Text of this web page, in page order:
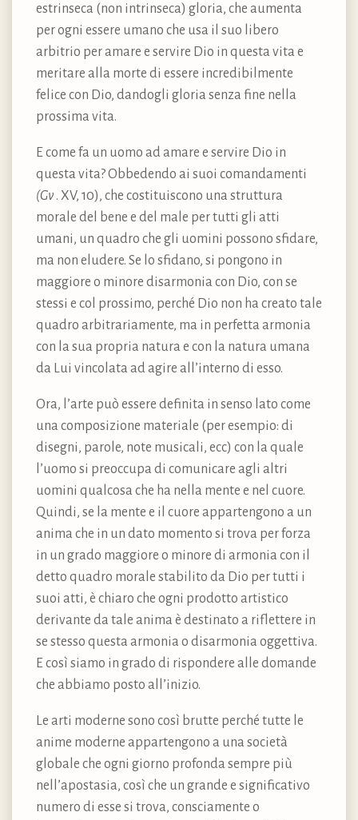
estrinseca (non intrinseca) gloria, che aumenta
per ogni essere umano che usa il suo libero
arbitrio per amare e servire Dio in questa vita e
meritare alla morte di essere incredibilmente
felice con Dio, dandogli gloria senza fine nella
prossima vita.
E come fa un uomo ad amare e servire Dio in
questa vita? Obbedendo ai suoi comandamenti
(Gv . XV, 10), che costituiscono una struttura
morale del bene e del male per tutti gli atti
umani, un quadro che gli uomini possono sfidare,
ma non eludere. Se lo sfidano, si pongono in
maggiore o minore disarmonia con Dio, con se
stessi e col prossimo, perché Dio non ha creato tale
quadro arbitrariamente, ma in perfetta armonia
con la sua propria natura e con la natura umana
da Lui vincolata ad agire all’interno di esso.
Ora, l’arte può essere definita in senso lato come
una composizione materiale (per esempio: di
disegni, parole, note musicali, ecc) con la quale
l’uomo si preoccupa di comunicare agli altri
uomini qualcosa che ha nella mente e nel cuore.
Quindi, se la mente e il cuore appartengono a un
anima che in un dato momento si trova per forza
in un grado maggiore o minore di armonia con il
detto quadro morale stabilito da Dio per tutti i
suoi atti, è chiaro che ogni prodotto artistico
derivante da tale anima è destinato a riflettere in
se stesso questa armonia o disarmonia oggettiva.
E così siamo in grado di rispondere alle domande
che abbiamo posto all’inizio.
Le arti moderne sono così brutte perché tutte le
anime moderne appartengono a una società
globale che ogni giorno profonda sempre più
nell’apostasia, così che un grande e significativo
numero di esse si trova, consciamente o